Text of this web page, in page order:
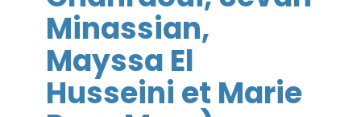
Chapitres
Communications
Colloques
Séminaires
Soutenances de thèses et HDR
Minassian,
Mayssa El
Husseini et Marie